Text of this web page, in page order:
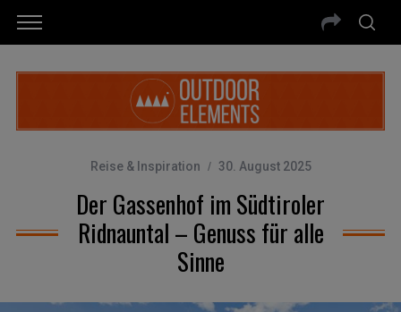
Reise & Inspiration 30. August 2025
Der Gassenhof im Südtiroler
Ridnauntal – Genuss für alle
Sinne